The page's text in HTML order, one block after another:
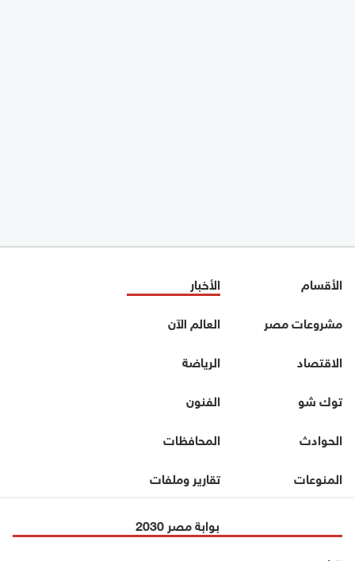
الأقسام
الأخبار
مشروعات مصر
العالم الآن
الاقتصاد
الرياضة
توك شو
الفنون
الحوادث
المحافظات
المنوعات
تقارير وملفات
بوابة مصر 2030